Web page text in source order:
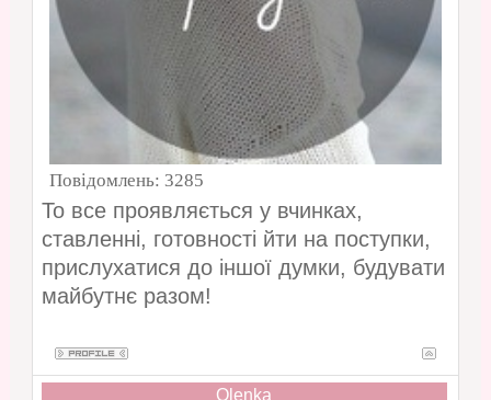
Повідомлень: 3285
То все проявляється у вчинках,
ставленні, готовності йти на поступки,
прислухатися до іншої думки, будувати
майбутнє разом!
Olenka